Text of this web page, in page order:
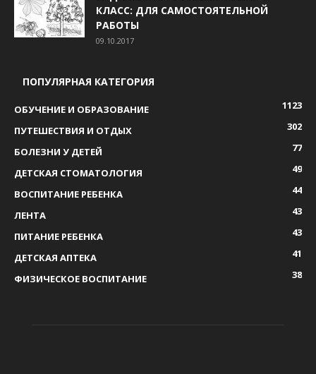
КЛАСС: ДЛЯ САМОСТОЯТЕЛЬНОЙ
РАБОТЫ
09.10.2017
ПОПУЛЯРНАЯ КАТЕГОРИЯ
ОБУЧЕНИЕ И ОБРАЗОВАНИЕ
1123
ПУТЕШЕСТВИЯ И ОТДЫХ
302
БОЛЕЗНИ У ДЕТЕЙ
77
ДЕТСКАЯ СТОМАТОЛОГИЯ
49
ВОСПИТАНИЕ РЕБЕНКА
44
ЛЕНТА
43
ПИТАНИЕ РЕБЕНКА
43
ДЕТСКАЯ АПТЕКА
41
ФИЗИЧЕСКОЕ ВОСПИТАНИЕ
38